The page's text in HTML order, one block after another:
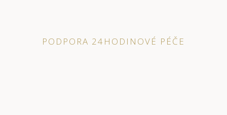
PODPORA 24HODINOVÉ PÉČE